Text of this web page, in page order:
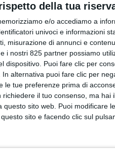
della tua
e/o accediamo a
univoci e informazioni
misurazione di annunci e
i nostri 825 partner possiamo
dispositivo. Puoi fare clic per
alternativa puoi fare clic per
le tue preferenze prima di
richiedere il tuo consenso, ma
questo sito web. Puoi modificare
sito e facendo clic sul